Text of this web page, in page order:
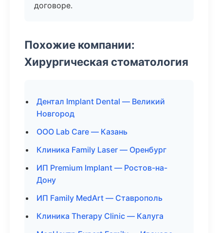
договоре.
Похожие компании:
Хирургическая стоматология
Дентал Implant Dental — Великий
Новгород
ООО Lab Care — Казань
Клиника Family Laser — Оренбург
ИП Premium Implant — Ростов-на-
Дону
ИП Family MedArt — Ставрополь
Клиника Therapy Clinic — Калуга